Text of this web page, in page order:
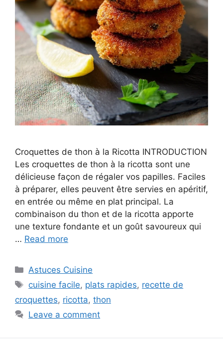
Croquettes de thon à la Ricotta INTRODUCTION
Les croquettes de thon à la ricotta sont une
délicieuse façon de régaler vos papilles. Faciles
à préparer, elles peuvent être servies en apéritif,
en entrée ou même en plat principal. La
combinaison du thon et de la ricotta apporte
une texture fondante et un goût savoureux qui
… Read more
Categories
Astuces Cuisine
Tags
cuisine facile, plats rapides, recette de
croquettes, ricotta, thon
Leave a comment